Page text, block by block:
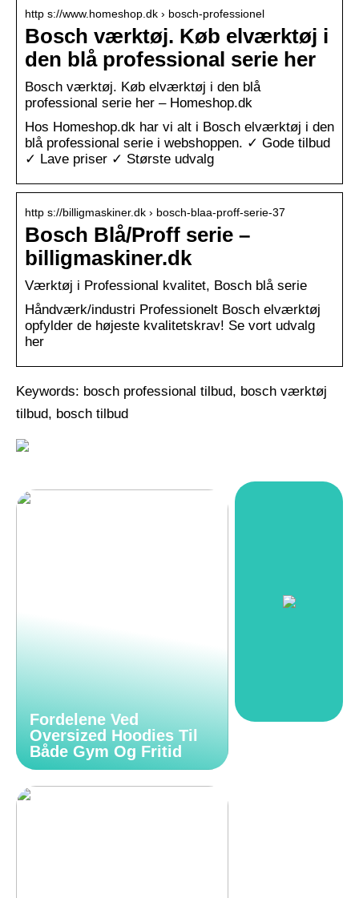
http s://www.homeshop.dk › bosch-professionel
Bosch værktøj. Køb elværktøj i
den blå professional serie her
Bosch værktøj. Køb elværktøj i den blå
professional serie her – Homeshop.dk
Hos Homeshop.dk har vi alt i Bosch elværktøj i den
blå professional serie i webshoppen. ✓ Gode tilbud
✓ Lave priser ✓ Største udvalg
http s://billigmaskiner.dk › bosch-blaa-proff-serie-37
Bosch Blå/Proff serie –
billigmaskiner.dk
Værktøj i Professional kvalitet, Bosch blå serie
Håndværk/industri Professionelt Bosch elværktøj
opfylder de højeste kvalitetskrav! Se vort udvalg
her
Keywords: bosch professional tilbud, bosch værktøj
tilbud, bosch tilbud
Fordelene Ved
Oversized Hoodies Til
Både Gym Og Fritid